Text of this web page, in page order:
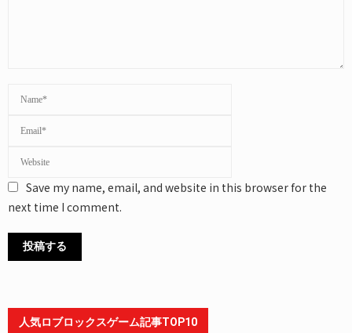
Save my name, email, and website in this browser for the
next time I comment.
人気ロブロックスゲーム記事TOP10